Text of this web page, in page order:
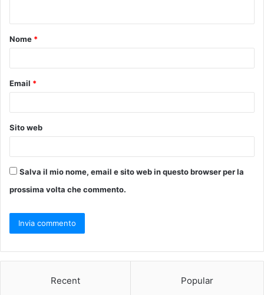
t
o
Nome *
Email *
Sito web
Salva il mio nome, email e sito web in questo browser per la
prossima volta che commento.
Recent Popular